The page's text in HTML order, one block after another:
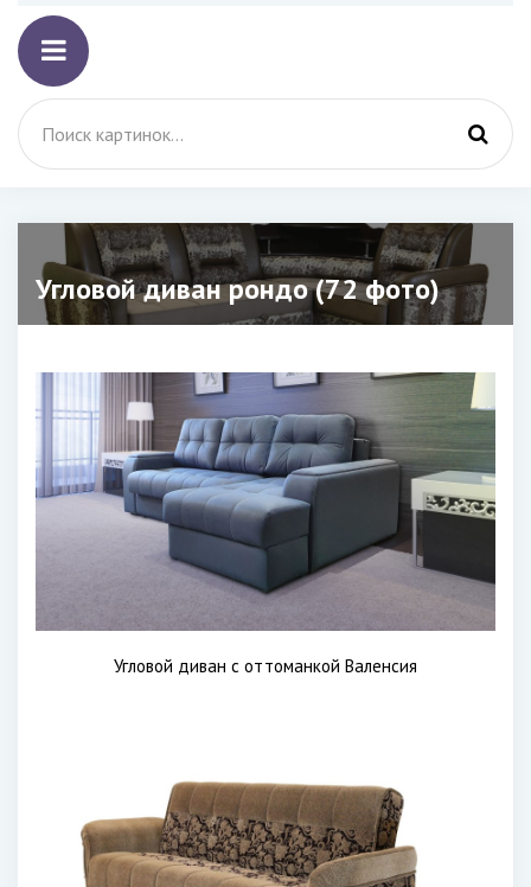
Угловой диван рондо (72 фото)
Угловой диван с оттоманкой Валенсия